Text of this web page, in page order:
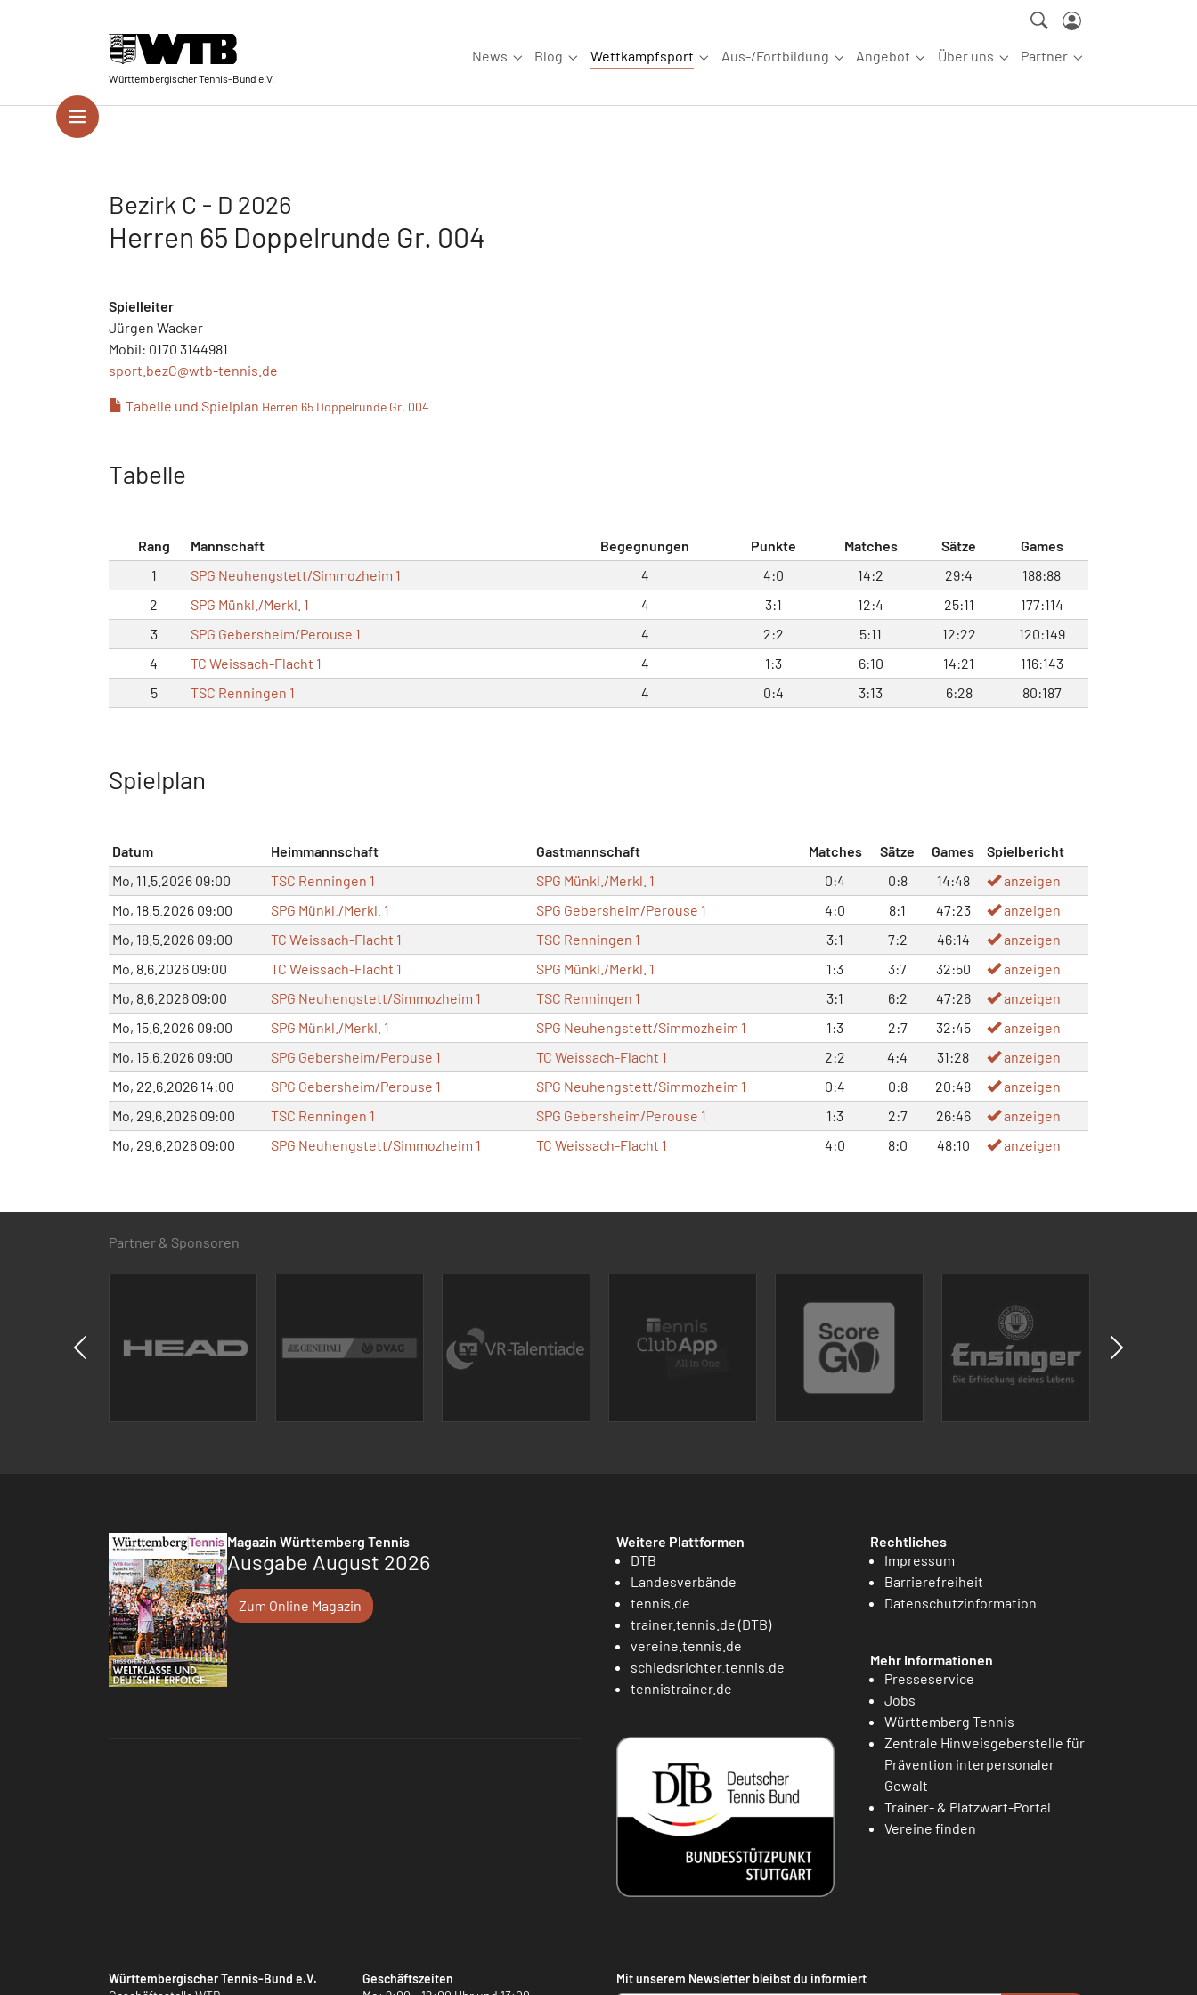
Württembergischer Tennis-Bund e.V.
News
Submenu for "News"
Blog
Submenu for "Blog"
Wettkampfsport
Submenu for "Wettkampfsport"
Aus-/Fortbildung
Submenu for "Aus-/Fortbildung"
Angebot
Submenu for "Angebot"
Über uns
Submenu for "Über uns"
Partner
Submenu for
Bezirk C - D 2026
Herren 65 Doppelrunde Gr. 004
Spielleiter
Jürgen Wacker
Mobil: 0170 3144981
sport.bezC@wtb-tennis.de
Tabelle und Spielplan Herren 65 Doppelrunde Gr. 004
Tabelle
Rang Mannschaft Begegnungen Punkte Matches Sätze
Games
1
SPG Neuhengstett/Simmozheim 1 4 4:0 14:2 29:4
188:88
2
SPG Münkl./Merkl. 1 4 3:1 12:4 25:11
177:114
3
SPG Gebersheim/Perouse 1 4 2:2 5:11 12:22
120:149
4
TC Weissach-Flacht 1 4 1:3 6:10 14:21
116:143
5
TSC Renningen 1 4 0:4 3:13 6:28 80:187
Spielplan
Datum Heimmannschaft Gastmannschaft Matches Sätze Games
Spielbericht
Mo, 11.5.2026 09:00
TSC Renningen 1 SPG Münkl./Merkl. 1 0:4 0:8 14:48
anzeigen
Mo, 18.5.2026 09:00
SPG Münkl./Merkl. 1 SPG Gebersheim/Perouse 1 4:0 8:1 47:23
anzeigen
Mo, 18.5.2026 09:00
TC Weissach-Flacht 1 TSC Renningen 1 3:1 7:2 46:14
anzeigen
Mo, 8.6.2026 09:00
TC Weissach-Flacht 1 SPG Münkl./Merkl. 1 1:3 3:7 32:50
anzeigen
Mo, 8.6.2026 09:00
SPG Neuhengstett/Simmozheim 1 TSC Renningen 1 3:1 6:2 47:26
anzeigen
Mo, 15.6.2026 09:00
SPG Münkl./Merkl. 1 SPG Neuhengstett/Simmozheim 1 1:3 2:7 32:45
anzeigen
Mo, 15.6.2026 09:00
SPG Gebersheim/Perouse 1 TC Weissach-Flacht 1 2:2 4:4 31:28
anzeigen
Mo, 22.6.2026 14:00
SPG Gebersheim/Perouse 1 SPG Neuhengstett/Simmozheim 1 0:4 0:8 20:48
anzeigen
Mo, 29.6.2026 09:00
TSC Renningen 1 SPG Gebersheim/Perouse 1 1:3 2:7 26:46
anzeigen
Mo, 29.6.2026 09:00
SPG Neuhengstett/Simmozheim 1 TC Weissach-Flacht 1 4:0 8:0 48:10 anzeigen
Partner & Sponsoren
Magazin Württemberg Tennis
Ausgabe August 2026
Zum Online Magazin
Weitere Plattformen
DTB
Landesverbände
tennis.de
trainer.tennis.de (DTB)
vereine.tennis.de
schiedsrichter.tennis.de
tennistrainer.de
Rechtliches
Impressum
Barrierefreiheit
Datenschutzinformation
Mehr Informationen
Presseservice
Jobs
Württemberg Tennis
Zentrale Hinweisgeberstelle für
Prävention interpersonaler
Gewalt
Trainer- & Platzwart-Portal
Vereine finden
Württembergischer Tennis-Bund e.V.
Geschäftszeiten
Mit unserem Newsletter bleibst du informiert